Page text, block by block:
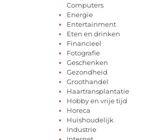
Computers
Energie
Entertainment
Eten en drinken
Financieel
Fotografie
Geschenken
Gezondheid
Groothandel
Haartransplantatie
Hobby en vrije tijd
Horeca
Huishoudelijk
Industrie